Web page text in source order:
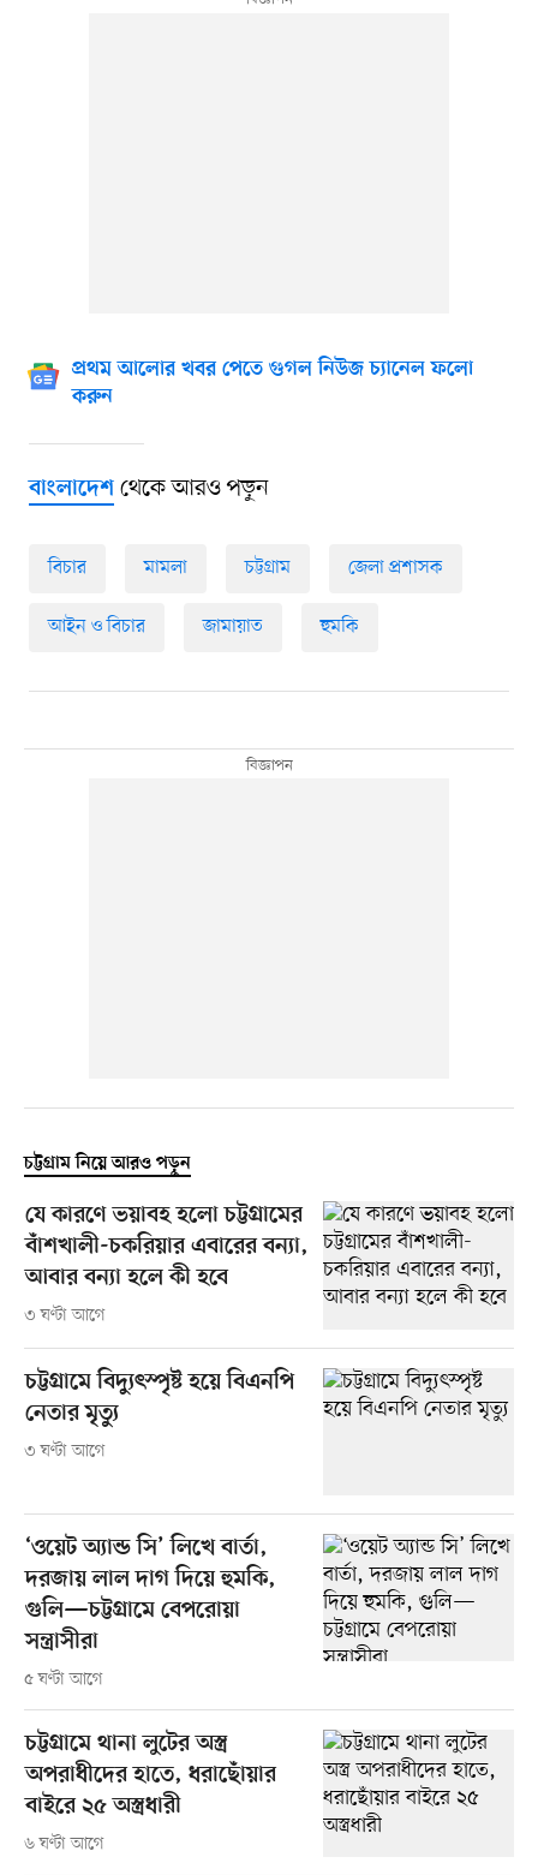
প্রথম আলোর খবর পেতে গুগল নিউজ চ্যানেল ফলো
করুন
বাংলাদেশথেকে আরও পড়ুন
বিচার মামলা চট্টগ্রাম জেলা প্রশাসক
আইন ও বিচার জামায়াত হুমকি
চট্টগ্রাম নিয়ে আরও পড়ুন
যে কারণে ভয়াবহ হলো চট্টগ্রামের
বাঁশখালী-চকরিয়ার এবারের বন্যা,
আবার বন্যা হলে কী হবে
৩ ঘণ্টা আগে
চট্টগ্রামে বিদ্যুৎস্পৃষ্ট হয়ে বিএনপি
নেতার মৃত্যু
৩ ঘণ্টা আগে
‘ওয়েট অ্যান্ড সি’ লিখে বার্তা,
দরজায় লাল দাগ দিয়ে হুমকি,
গুলি—চট্টগ্রামে বেপরোয়া
সন্ত্রাসীরা
৫ ঘণ্টা আগে
চট্টগ্রামে থানা লুটের অস্ত্র
অপরাধীদের হাতে, ধরাছোঁয়ার
বাইরে ২৫ অস্ত্রধারী
৬ ঘণ্টা আগে